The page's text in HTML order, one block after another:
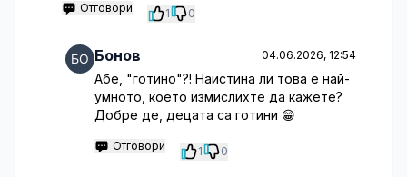
Отговори 1 0
Бонов 04.06.2026, 12:54
Абе, "готино"?! Наистина ли това е най-
умното, което измислихте да кажете?
Добре де, децата са готини 😁
Отговори 1 0